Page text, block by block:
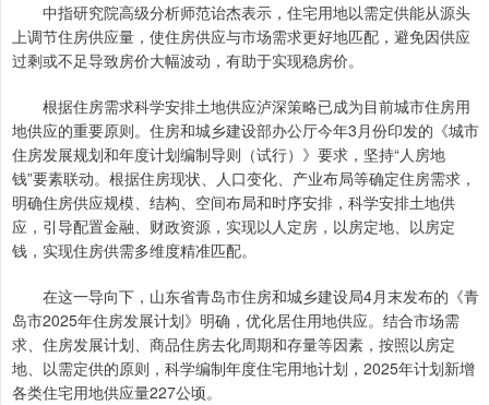
中指研究院高级分析师范诒杰表示，住宅用地以需定供能从源头
上调节住房供应量，使住房供应与市场需求更好地匹配，避免因供应
过剩或不足导致房价大幅波动，有助于实现稳房价。
根据住房需求科学安排土地供应泸深策略已成为目前城市住房用
地供应的重要原则。住房和城乡建设部办公厅今年3月份印发的《城市
住房发展规划和年度计划编制导则（试行）》要求，坚持“人房地
钱”要素联动。根据住房现状、人口变化、产业布局等确定住房需求，
明确住房供应规模、结构、空间布局和时序安排，科学安排土地供
应，引导配置金融、财政资源，实现以人定房，以房定地、以房定
钱，实现住房供需多维度精准匹配。
在这一导向下，山东省青岛市住房和城乡建设局4月末发布的《青
岛市2025年住房发展计划》明确，优化居住用地供应。结合市场需
求、住房发展计划、商品住房去化周期和存量等因素，按照以房定
地、以需定供的原则，科学编制年度住宅用地计划，2025年计划新增
各类住宅用地供应量227公顷。